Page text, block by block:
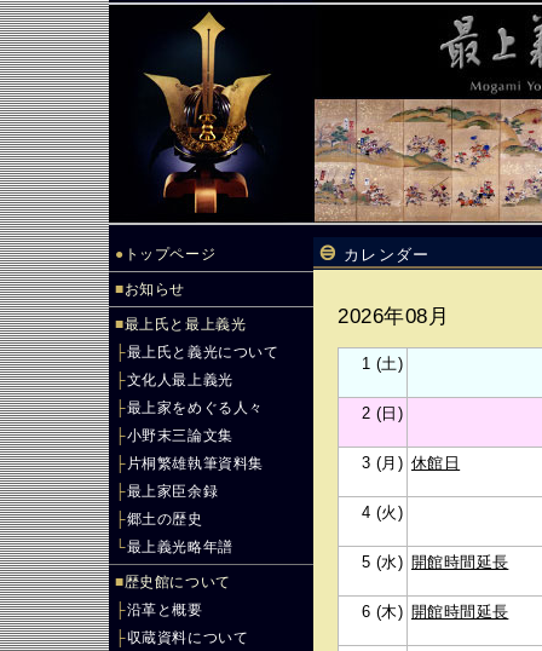
● トップページ
■お知らせ
■最上氏と最上義光
├最上氏と義光について
├文化人最上義光
├最上家をめぐる人々
├小野末三論文集
├ 片桐繁雄執筆資料集
├最上家臣余録
├郷土の歴史
└最上義光略年譜
■歴史館について
├沿革と概要
├収蔵資料について
カレンダー
2026年08月
1 (土)
2 (日)
3 (月) 休館日
4 (火)
5 (水) 開館時間延長
6 (木) 開館時間延長